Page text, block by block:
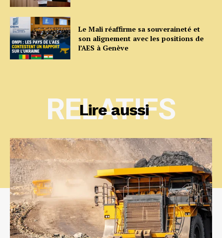
Le Mali réaffirme sa souveraineté et
son alignement avec les positions de
l’AES à Genève
Lire aussi
RELATIFS